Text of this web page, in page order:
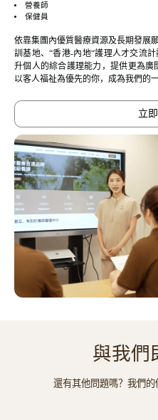
營養師
保健員
依靠集團內優質醫療資源及長期發展
訓基地、“香港-內地“護理人才交流
升個人的綜合護理能力，提供更為廣
以客人福祉為優先的你，成為我們的一
立
與我們
還有其他問題嗎？我們的